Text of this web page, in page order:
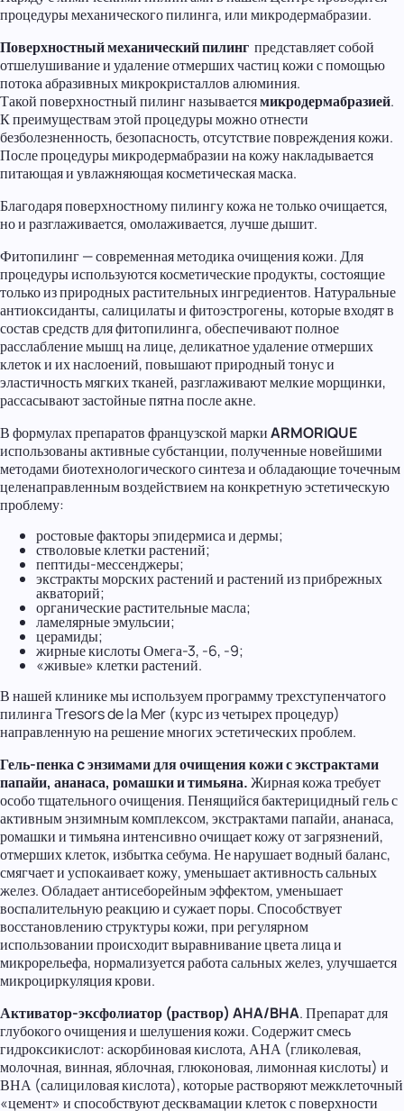
процедуры механического пилинга, или микродермабразии.
Поверхностный механический пилинг представляет собой
отшелушивание и удаление отмерших частиц кожи с помощью
потока абразивных микрокристаллов алюминия.
Такой поверхностный пилинг называетсямикродермабразией.
К преимуществам этой процедуры можно отнести
безболезненность, безопасность, отсутствие повреждения кожи.
После процедуры микродермабразии на кожу накладывается
питающая и увлажняющая косметическая маска.
Благодаря поверхностному пилингу кожа не только очищается,
но и разглаживается, омолаживается, лучше дышит.
Фитопилинг — современная методика очищения кожи. Для
процедуры используются косметические продукты, состоящие
только из природных растительных ингредиентов. Натуральные
антиоксиданты, салицилаты и фитоэстрогены, которые входят в
состав средств для фитопилинга, обеспечивают полное
расслабление мышц на лице, деликатное удаление отмерших
клеток и их наслоений, повышают природный тонус и
эластичность мягких тканей, разглаживают мелкие морщинки,
рассасывают застойные пятна после акне.
В формулах препаратов французской маркиARMORIQUE
использованы активные субстанции, полученные новейшими
методами биотехнологического синтеза и обладающие точечным
целенаправленным воздействием на конкретную эстетическую
проблему:
ростовые факторы эпидермиса и дермы;
стволовые клетки растений;
пептиды-мессенджеры;
экстракты морских растений и растений из прибрежных
акваторий;
органические растительные масла;
ламелярные эмульсии;
церамиды;
жирные кислоты Омега-3, -6, -9;
«живые» клетки растений.
В нашей клинике мы используем программу трехступенчатого
пилинга Tresors de la Mer (курс из четырех процедур)
направленную на решение многих эстетических проблем.
Гель-пенка c энзимами для очищения кожи с экстрактами
папайи, ананаса, ромашки и тимьяна.Жирная кожа требует
особо тщательного очищения. Пенящийся бактерицидный гель с
активным энзимным комплексом, экстрактами папайи, ананаса,
ромашки и тимьяна интенсивно очищает кожу от загрязнений,
отмерших клеток, избытка себума. Не нарушает водный баланс,
смягчает и успокаивает кожу, уменьшает активность сальных
желез. Обладает антисеборейным эффектом, уменьшает
воспалительную реакцию и сужает поры. Способствует
восстановлению структуры кожи, при регулярном
использовании происходит выравнивание цвета лица и
микрорельефа, нормализуется работа сальных желез, улучшается
микроциркуляция крови.
Активатор-эксфолиатор (раствор) AHA/BHA. Препарат для
глубокого очищения и шелушения кожи. Содержит смесь
гидроксикислот: аскорбиновая кислота, АНА (гликолевая,
молочная, винная, яблочная, глюконовая, лимонная кислоты) и
ВНА (салициловая кислота), которые растворяют межклеточный
«цемент» и способствуют десквамации клеток с поверхности